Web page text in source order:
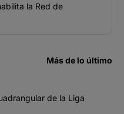
la Red de
Más de lo último
de la Liga